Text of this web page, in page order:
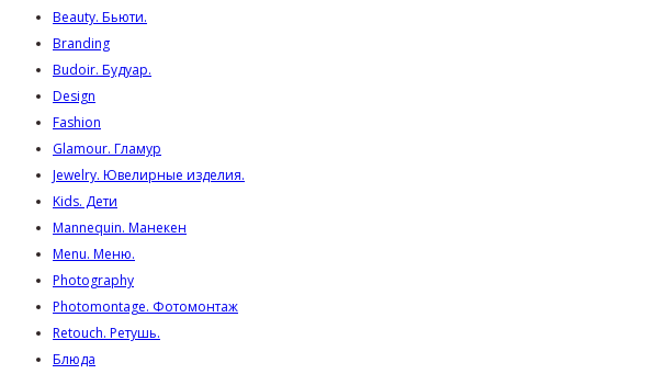
Beauty. Бьюти.
Branding
Budoir. Будуар.
Design
Fashion
Glamour. Гламур
Jewelry. Ювелирные изделия.
Kids. Дети
Mannequin. Манекен
Menu. Меню.
Photography
Photomontage. Фотомонтаж
Retouch. Ретушь.
Блюда